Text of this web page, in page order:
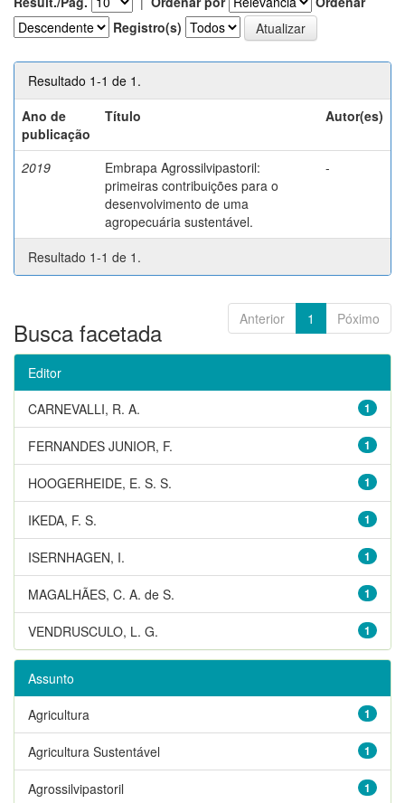
Registro(s)
Resultado 1-1 de 1.
Ano de
publicação
Título Autor(es)
2019
Embrapa Agrossilvipastoril:
primeiras contribuições para o
desenvolvimento de uma
agropecuária sustentável.
-
Resultado 1-1 de 1.
Anterior 1 Póximo
Busca facetada
Editor
1
CARNEVALLI, R. A.
1
FERNANDES JUNIOR, F.
1
HOOGERHEIDE, E. S. S.
1
IKEDA, F. S.
1
ISERNHAGEN, I.
1
MAGALHÃES, C. A. de S.
1
VENDRUSCULO, L. G.
Assunto
1
Agricultura
1
Agricultura Sustentável
1
Agrossilvipastoril